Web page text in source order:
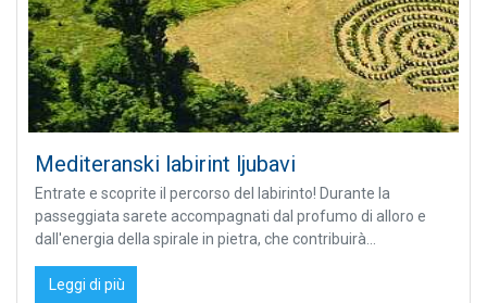
Mediteranski labirint ljubavi
Entrate e scoprite il percorso del labirinto! Durante la
passeggiata sarete accompagnati dal profumo di alloro e
dall'energia della spirale in pietra, che contribuirà...
Leggi di più